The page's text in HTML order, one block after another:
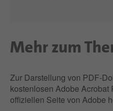
Mehr zum
Zur Darstellung von PDF-
kostenlosen Adobe Acrobat
offiziellen Seite von Adobe